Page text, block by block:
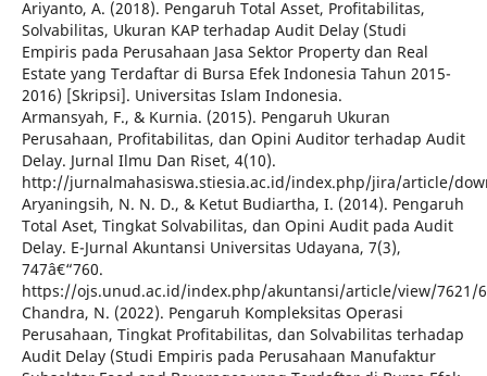
Ariyanto, A. (2018). Pengaruh Total Asset, Profitabilitas,
Solvabilitas, Ukuran KAP terhadap Audit Delay (Studi
Empiris pada Perusahaan Jasa Sektor Property dan Real
Estate yang Terdaftar di Bursa Efek Indonesia Tahun 2015-
2016) [Skripsi]. Universitas Islam Indonesia.
Armansyah, F., & Kurnia. (2015). Pengaruh Ukuran
Perusahaan, Profitabilitas, dan Opini Auditor terhadap Audit
Delay. Jurnal Ilmu Dan Riset, 4(10).
http://jurnalmahasiswa.stiesia.ac.id/index.php/jira/article/
Aryaningsih, N. N. D., & Ketut Budiartha, I. (2014). Pengaruh
Total Aset, Tingkat Solvabilitas, dan Opini Audit pada Audit
Delay. E-Jurnal Akuntansi Universitas Udayana, 7(3),
747â€“760.
https://ojs.unud.ac.id/index.php/akuntansi/article/view/7621/
Chandra, N. (2022). Pengaruh Kompleksitas Operasi
Perusahaan, Tingkat Profitabilitas, dan Solvabilitas terhadap
Audit Delay (Studi Empiris pada Perusahaan Manufaktur